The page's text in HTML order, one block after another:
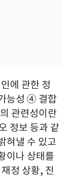
에 관한 정
능성 ④ 결합
관련성이란
정보 등과 같
혀낼 수 있고
이나 상태를
정 상황, 진